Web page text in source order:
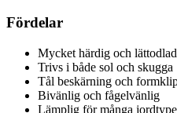
Fördelar
Mycket härdig och lättodlad
Trivs i både sol och skugga
Tål beskärning och
Bivänlig och fågelvänlig
Lämplig för många